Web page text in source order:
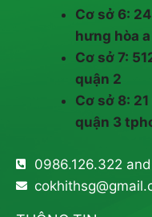
Cơ sở 6:
hưng hòa
Cơ sở 7:
quận 2
Cơ sở 8:
quận 3
0986.126.322